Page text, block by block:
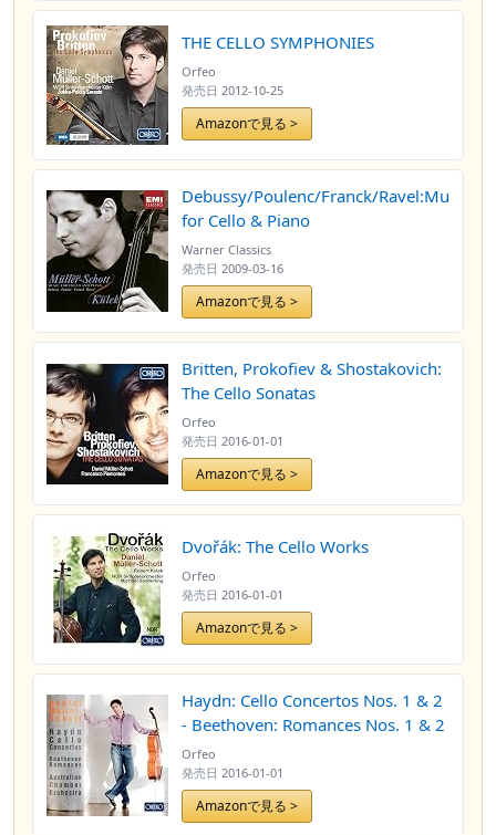
THE CELLO SYMPHONIES
Orfeo
発売日 2012-10-25
Amazonで見る >
Debussy/Poulenc/Franck/Ravel:Music
for Cello & Piano
Warner Classics
発売日 2009-03-16
Amazonで見る >
Britten, Prokofiev & Shostakovich:
The Cello Sonatas
Orfeo
発売日 2016-01-01
Amazonで見る >
Dvořák: The Cello Works
Orfeo
発売日 2016-01-01
Amazonで見る >
Haydn: Cello Concertos Nos. 1 & 2
- Beethoven: Romances Nos. 1 & 2
Orfeo
発売日 2016-01-01
Amazonで見る >